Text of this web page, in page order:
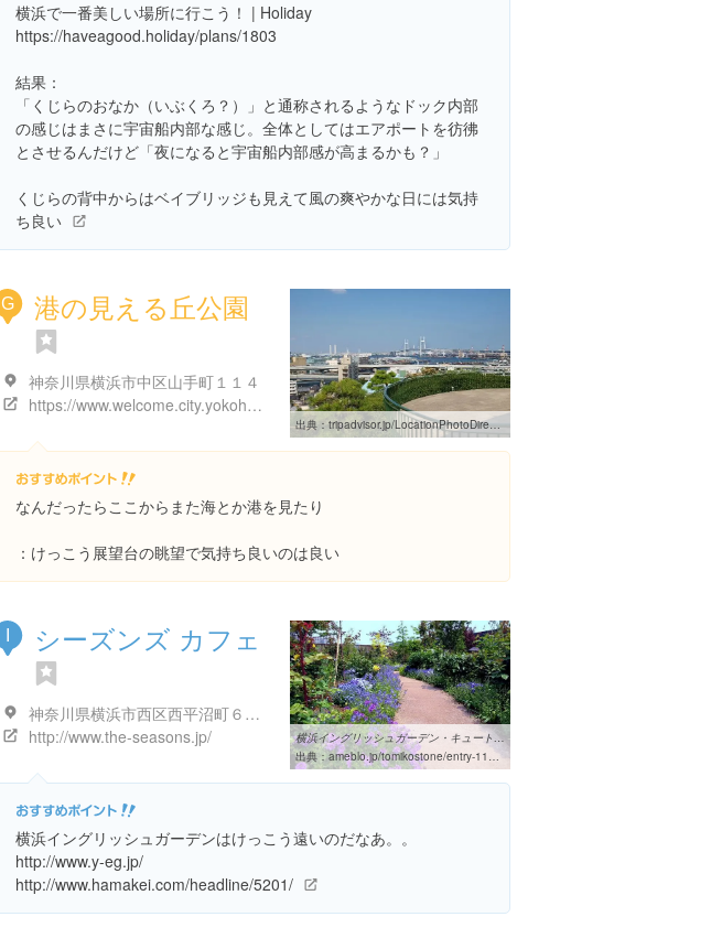
横浜で一番美しい場所に行こう！ | Holiday
https://haveagood.holiday/plans/1803
結果：
「くじらのおなか（いぶくろ？）」と通称されるようなドック内部
の感じはまさに宇宙船内部な感じ。全体としてはエアポートを彷彿
とさせるんだけど「夜になると宇宙船内部感が高まるかも？」
くじらの背中からはベイブリッジも見えて風の爽やかな日には気持
ち良い
G 港の見える丘公園
神奈川県横浜市中区山手町１１４
https://www.welcome.city.yokohama.jp/spot/details.php?bbid=182
出典： tripadvisor.jp/LocationPhotoDirectLink-g298173-d593012-i48289102-Harbor_View_Park-Yokohama_Kanagawa_Prefecture_Kanto.html
なんだったらここからまた海とか港を見たり
：けっこう展望台の眺望で気持ち良いのは良い
シーズンズ カフェ
神奈川県横浜市西区西平沼町６-１
http://www.the-seasons.jp/
横浜イングリッシュガーデン・キュートな花花花！｜mirai ワールド
出典：ameblo.jp/tomikostone/entry-11521261822.html
横浜イングリッシュガーデンはけっこう遠いのだなあ。。
http://www.y-eg.jp/
http://www.hamakei.com/headline/5201/